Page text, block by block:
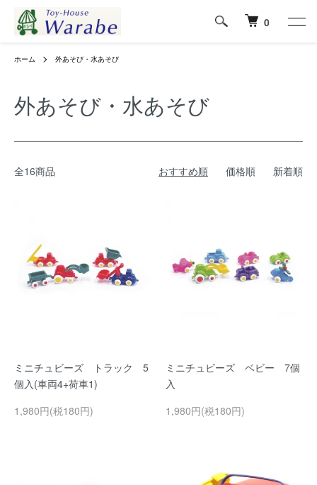
0
ホーム 外あそび・水あそび
外あそび・水あそび
全16商品 おすすめ順 価格順 新着順
ミニチュビーズ トラック 5
個入(車両4+荷車1)
1,980円(税180円)
ミニチュビーズ ベビー 7個
入
1,980円(税180円)